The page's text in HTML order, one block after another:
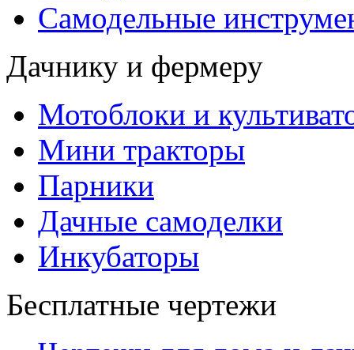
Самодельные
Дачнику и фермеру
Мотоблоки и
Мини тракторы
Парники
Дачные самоделки
Инкубаторы
Бесплатные чертежи